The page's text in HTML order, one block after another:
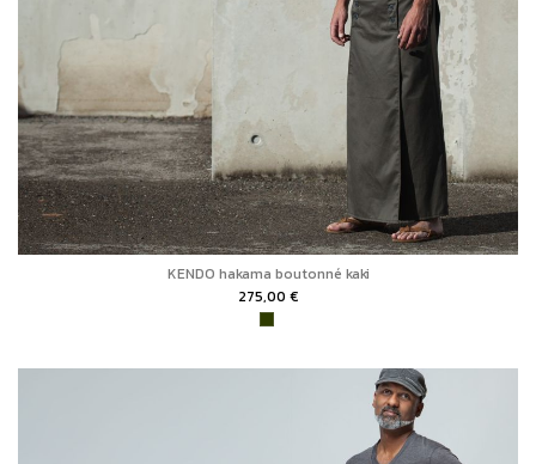
KENDO hakama boutonné kaki
275,00 €